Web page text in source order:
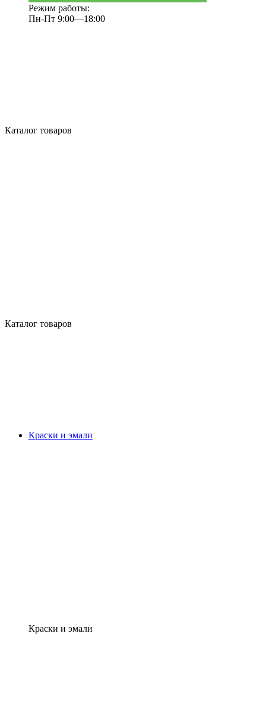
Режим работы:
Пн-Пт 9:00—18:00
Каталог товаров
Каталог товаров
Краски и эмали
Краски и эмали